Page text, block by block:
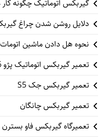
گیربکس اتوماتیک چگونه
دلایل روشن شدن چراغ
نحوه هل دادن ماشین اتومات
تعمیر گیربکس اتوماتیک پژو 206
تعمیر گیربکس جک S5
تعمیر گیربکس چانگان
تعمیرگاه گیربکس فاو بسترن